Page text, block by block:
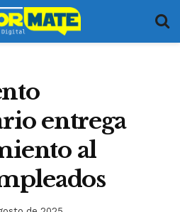
entrega
al